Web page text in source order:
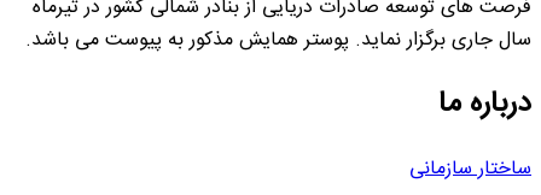
فرصت های توسعه صادرات دریایی از بنادر شمالی کشور در تیرماه
سال جاری برگزار نماید. پوستر همایش مذکور به پیوست می باشد.
درباره ما
ساختار سازمانی